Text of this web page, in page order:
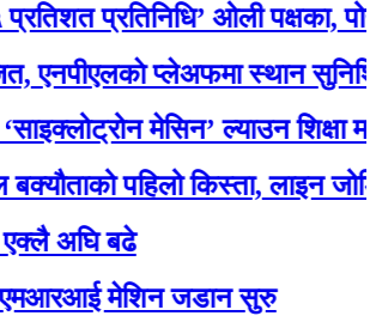
प्रतिनिधि’ ओली पक्षका,
प्लेअफमा स्थान सुनिश्चित
मेसिन’ ल्याउन शिक्षा
पहिलो किस्ता, लाइन जोडियो
बढे
मेशिन जडान सुरु